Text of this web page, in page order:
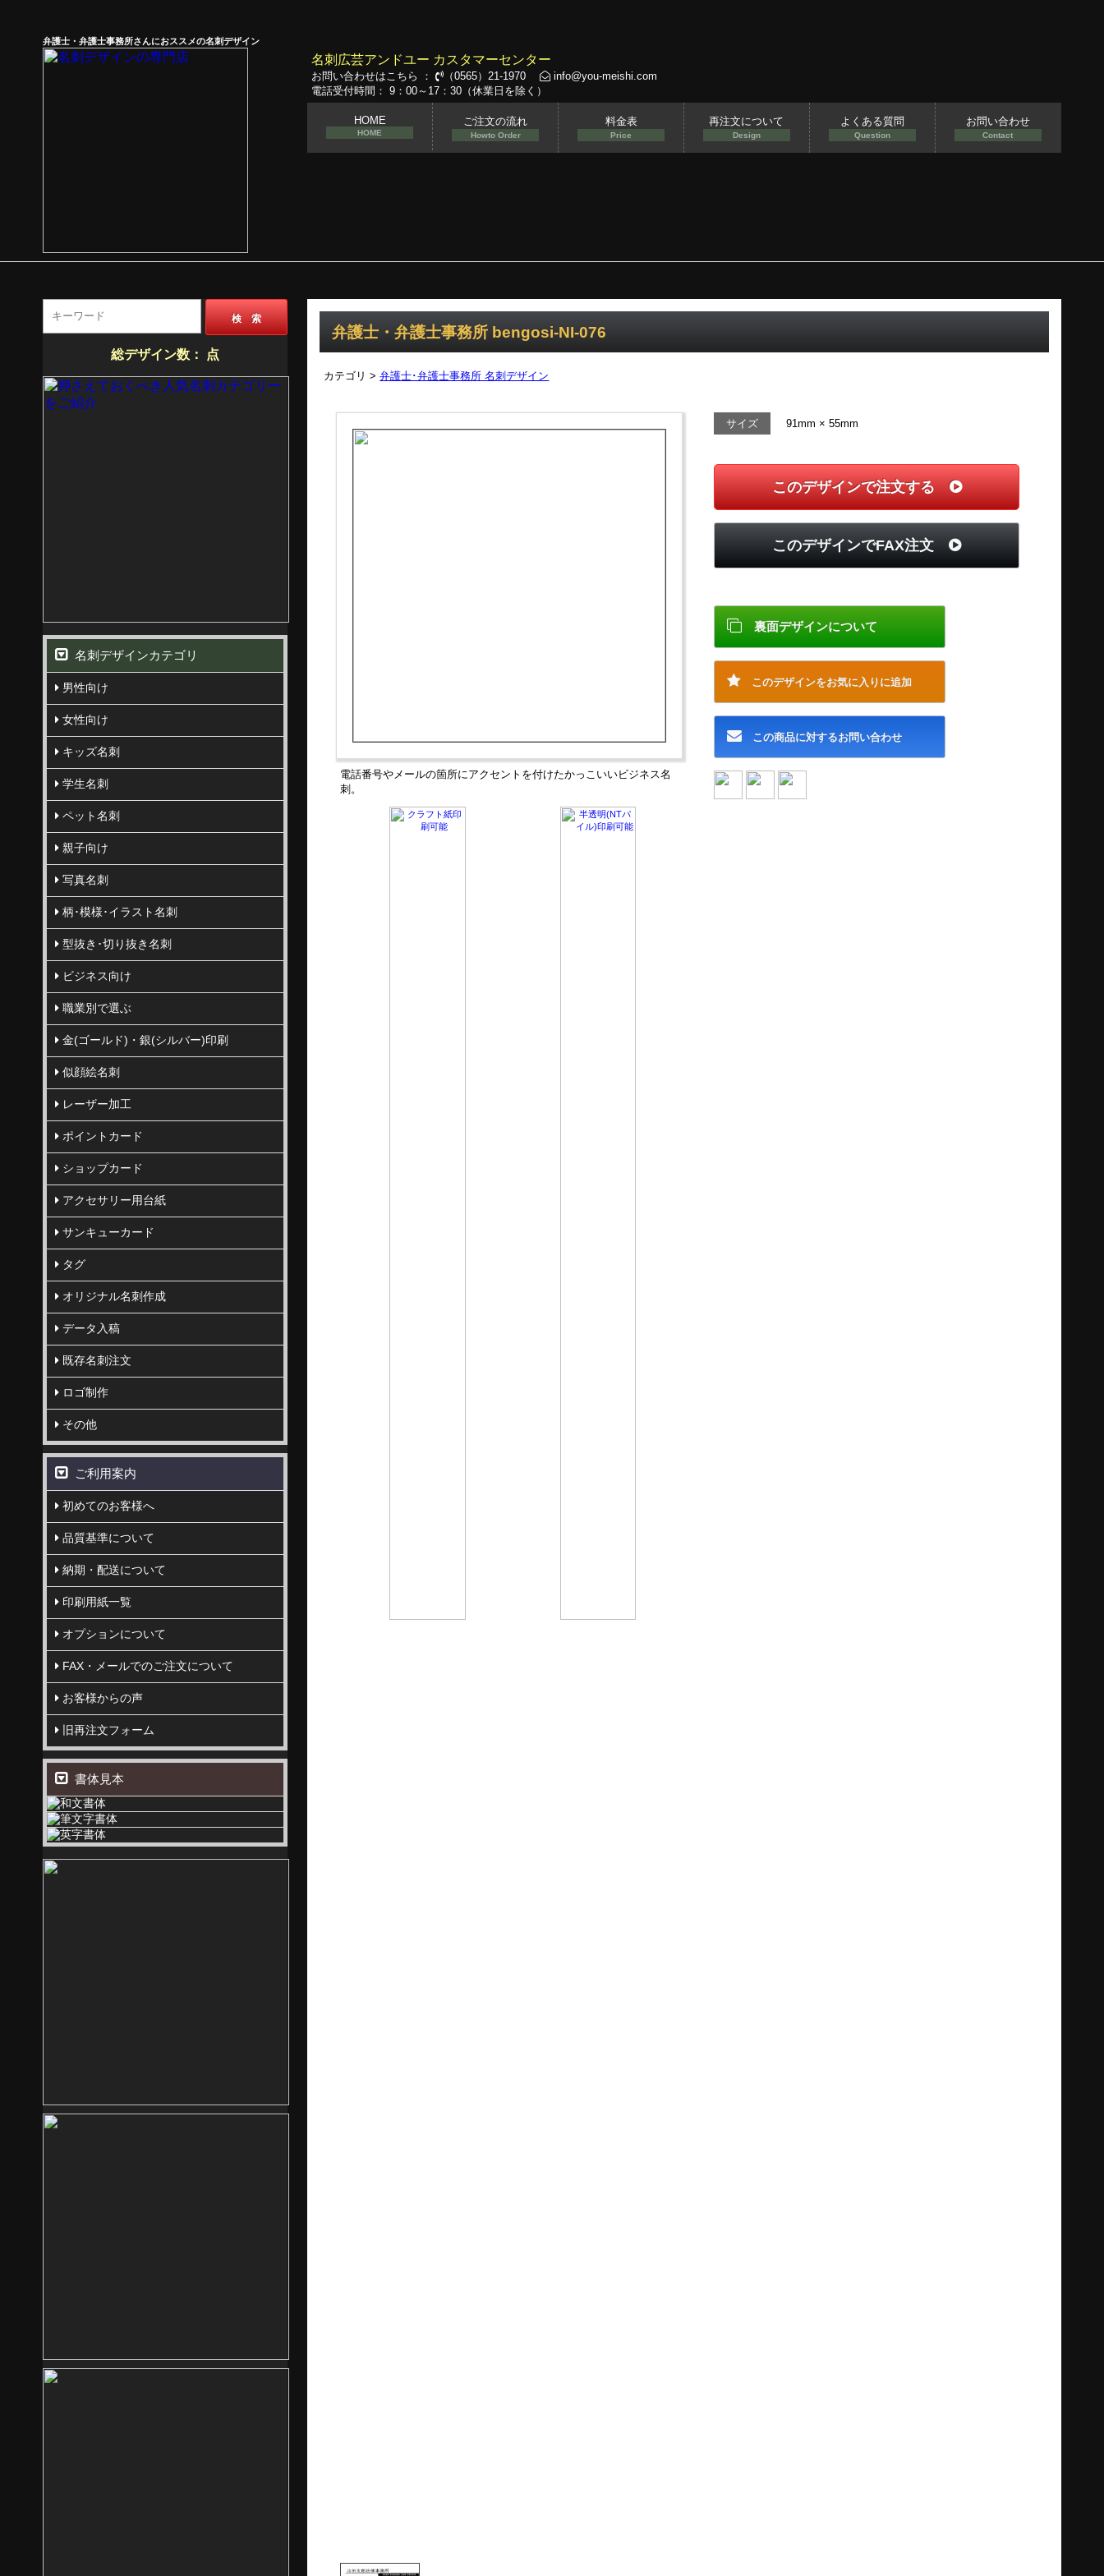
弁護士・弁護士事務所さんにおススメの名刺デザイン
名刺広芸アンドユー カスタマーセンター
お問い合わせはこちら ： （0565）21-1970
info@you-meishi.com
電話受付時間： 9：00～17：30（休業日を除く）
HOME
HOME
ご注文の流れ
Howto Order
料金表
Price
再注文について
Design
よくある質問
Question
お問い合わせ
Contact
弁護士・弁護士事務所 bengosi-NI-076
カテゴリ >弁護士･弁護士事務所 名刺デザイン
電話番号やメールの箇所にアクセントを付けたかっこいいビジネス名
刺。
サイズ 91mm × 55mm
このデザインで注文する
このデザインでFAX注文
裏面デザインについて
このデザインをお気に入りに追加
この商品に対するお問い合わせ
検 索
総デザイン数： 点
名刺デザインカテゴリ
男性向け
女性向け
キッズ名刺
学生名刺
ペット名刺
親子向け
写真名刺
柄･模様･イラスト名刺
型抜き･切り抜き名刺
ビジネス向け
職業別で選ぶ
金(ゴールド)・銀(シルバー)印刷
似顔絵名刺
レーザー加工
ポイントカード
ショップカード
アクセサリー用台紙
サンキューカード
タグ
オリジナル名刺作成
データ入稿
既存名刺注文
ロゴ制作
その他
ご利用案内
初めてのお客様へ
品質基準について
納期・配送について
印刷用紙一覧
オプションについて
FAX・メールでのご注文について
お客様からの声
旧再注文フォーム
書体見本